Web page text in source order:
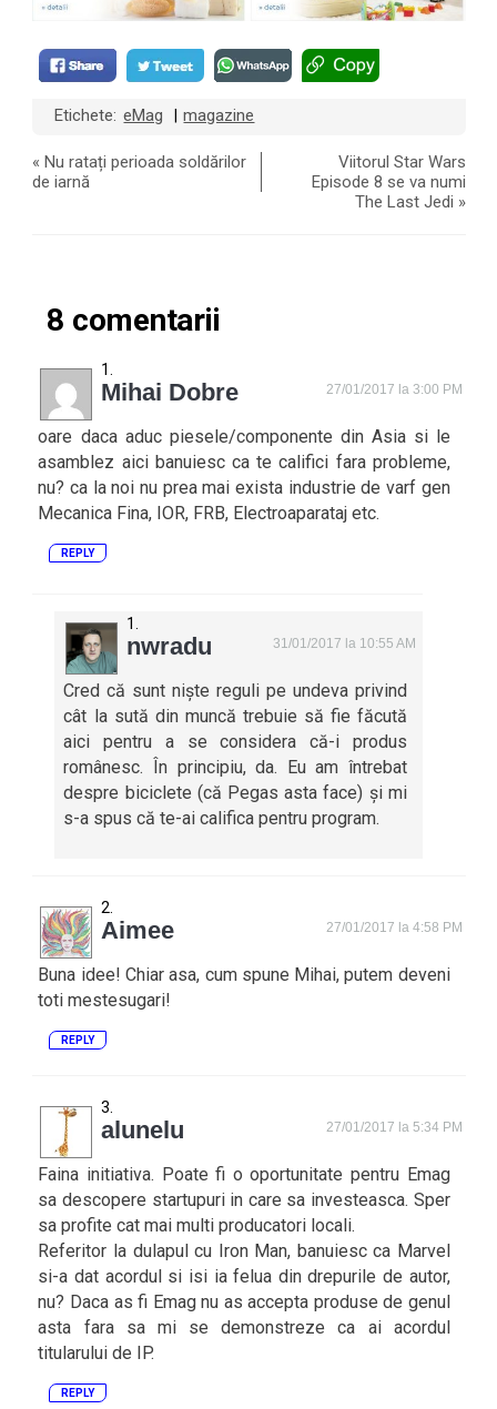
Etichete: eMag magazine
«Nu ratați perioada soldărilor
de iarnă
Viitorul Star Wars
Episode 8 se va numi
The Last Jedi »
8 comentarii
Mihai Dobre 27/01/2017 la 3:00 PM
oare daca aduc piesele/componente din Asia si le
asamblez aici banuiesc ca te califici fara probleme,
nu? ca la noi nu prea mai exista industrie de varf gen
Mecanica Fina, IOR, FRB, Electroaparataj etc.
REPLY
nwradu 31/01/2017 la 10:55 AM
Cred că sunt niște reguli pe undeva privind
cât la sută din muncă trebuie să fie făcută
aici pentru a se considera că-i produs
românesc. În principiu, da. Eu am întrebat
despre biciclete (că Pegas asta face) și mi
s-a spus că te-ai califica pentru program.
Aimee 27/01/2017 la 4:58 PM
Buna idee! Chiar asa, cum spune Mihai, putem deveni
toti mestesugari!
REPLY
alunelu 27/01/2017 la 5:34 PM
Faina initiativa. Poate fi o oportunitate pentru Emag
sa descopere startupuri in care sa investeasca. Sper
sa profite cat mai multi producatori locali.
Referitor la dulapul cu Iron Man, banuiesc ca Marvel
si-a dat acordul si isi ia felua din drepurile de autor,
nu? Daca as fi Emag nu as accepta produse de genul
asta fara sa mi se demonstreze ca ai acordul
titularului de IP.
REPLY